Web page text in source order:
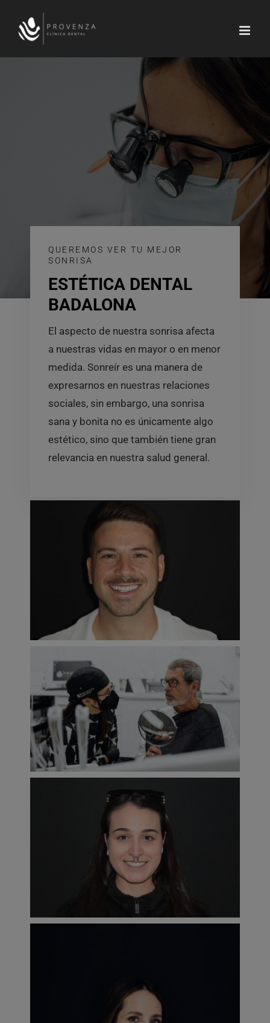
contenido
QUEREMOS VER TU MEJOR
SONRISA
ESTÉTICA DENTAL
BADALONA
El aspecto de nuestra sonrisa afecta
a nuestras vidas en mayor o en menor
medida. Sonreír es una manera de
expresarnos en nuestras relaciones
sociales, sin embargo, una sonrisa
sana y bonita no es únicamente algo
estético, sino que también tiene gran
relevancia en nuestra salud general.